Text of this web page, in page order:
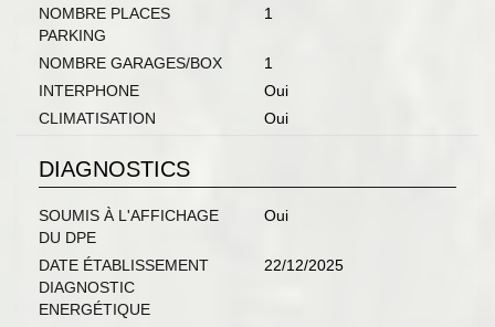
NOMBRE PLACES
PARKING
1
NOMBRE GARAGES/BOX
1
INTERPHONE
Oui
CLIMATISATION
Oui
DIAGNOSTICS
SOUMIS À L'AFFICHAGE
DU DPE
Oui
DATE ÉTABLISSEMENT
DIAGNOSTIC
ENERGÉTIQUE
22/12/2025